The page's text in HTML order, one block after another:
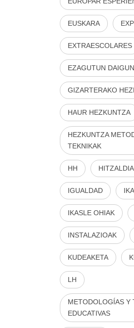
EUSKARA
EXTRAESCOLARES
EZAGUTUN
GIZARTERAKO
HAUR HEZKUNTZA
HEZKUNTZA
TEKNIKAK
HH
IGUALDAD
IKASLE OHIAK
INSTALAZIOAK
KUDEAKETA
LH
METODOLOGÍAS Y
EDUCATIVAS